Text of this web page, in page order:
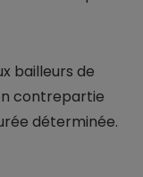
bailleurs de
contrepartie
déterminée.